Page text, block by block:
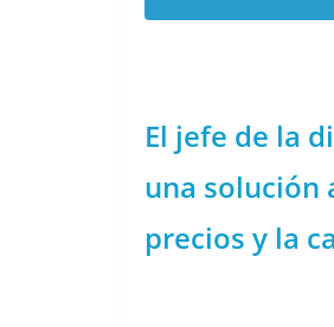
El jefe de la
una solución
precios y la